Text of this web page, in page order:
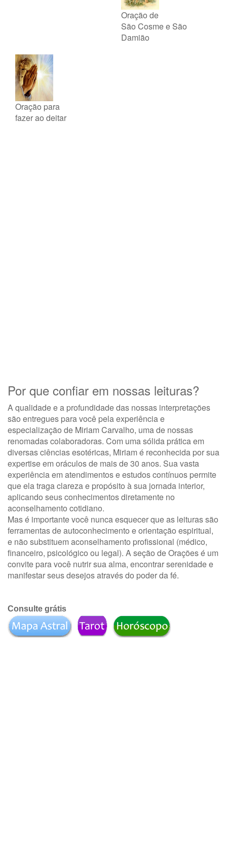
Oração de
São Cosme e São
Damião
Oração para
fazer ao deitar
Por que confiar em nossas leituras?
A qualidade e a profundidade das nossas interpretações
são entregues para você pela experiência e
especialização de Miriam Carvalho, uma de nossas
renomadas colaboradoras. Com uma sólida prática em
diversas ciências esotéricas, Miriam é reconhecida por sua
expertise em oráculos de mais de 30 anos. Sua vasta
experiência em atendimentos e estudos contínuos permite
que ela traga clareza e propósito à sua jornada interior,
aplicando seus conhecimentos diretamente no
aconselhamento cotidiano.
Mas é importante você nunca esquecer que as leituras são
ferramentas de autoconhecimento e orientação espiritual,
e não substituem aconselhamento profissional (médico,
financeiro, psicológico ou legal). A seção de Orações é um
convite para você nutrir sua alma, encontrar serenidade e
manifestar seus desejos através do poder da fé.
Consulte grátis